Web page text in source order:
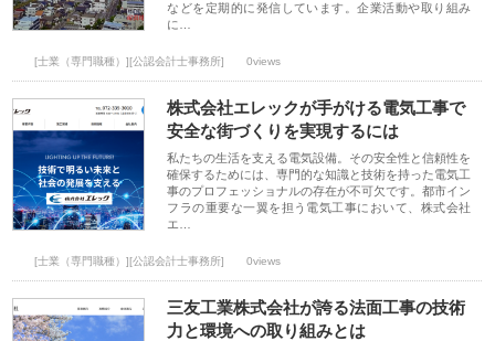
などを定期的に発信しています。企業活動や取り組み
に…
[士業（専門職種）][公認会計士事務所] 0views
株式会社エレックが手がける電気工事で
安全な街づくりを実現するには
私たちの生活を支える電気設備。その安全性と信頼性を
確保するためには、専門的な知識と技術を持った電気工
事のプロフェッショナルの存在が不可欠です。都市イン
フラの重要な一翼を担う電気工事において、株式会社
エ…
[士業（専門職種）][公認会計士事務所] 0views
三友工業株式会社が誇る法面工事の技術
力と環境への取り組みとは